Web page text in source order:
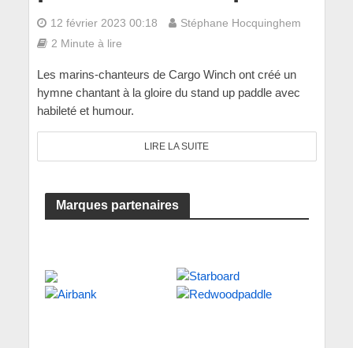
12 février 2023 00:18
Stéphane Hocquinghem
2 Minute à lire
Les marins-chanteurs de Cargo Winch ont créé un
hymne chantant à la gloire du stand up paddle avec
habileté et humour.
LIRE LA SUITE
Marques partenaires